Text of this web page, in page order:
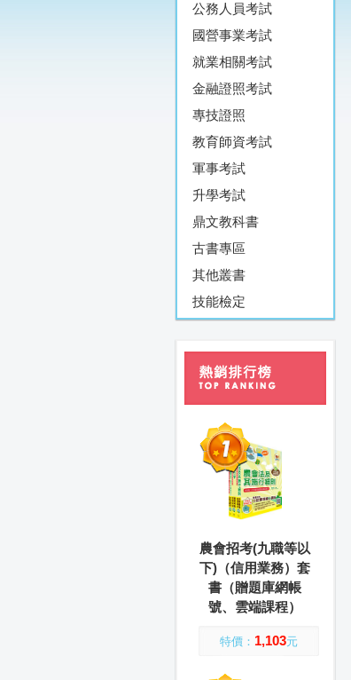
公務人員考試
國營事業考試
就業相關考試
金融證照考試
專技證照
教育師資考試
軍事考試
升學考試
鼎文教科書
古書專區
其他叢書
技能檢定
農會招考(九職等以
下)（信用業務）套
書（贈題庫網帳
號、雲端課程）
特價： 1,103元